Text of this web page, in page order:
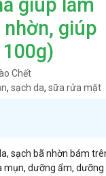
giúp làm
giúp
Chết
,sạch da,sữa rửa mặt
sạch bã nhờn bám
mụn, dưỡng ẩm, dưỡng